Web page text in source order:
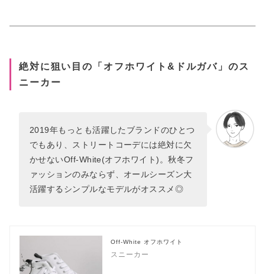
絶対に狙い目の「オフホワイト&ドルガバ」のス
ニーカー
2019年もっとも活躍したブランドのひとつ
でもあり、ストリートコーデには絶対に欠
かせないOff-White(オフホワイト)。秋冬フ
ァッションのみならず、オールシーズン大
活躍するシンプルなモデルがオススメ◎
Off-White オフホワイト
スニーカー